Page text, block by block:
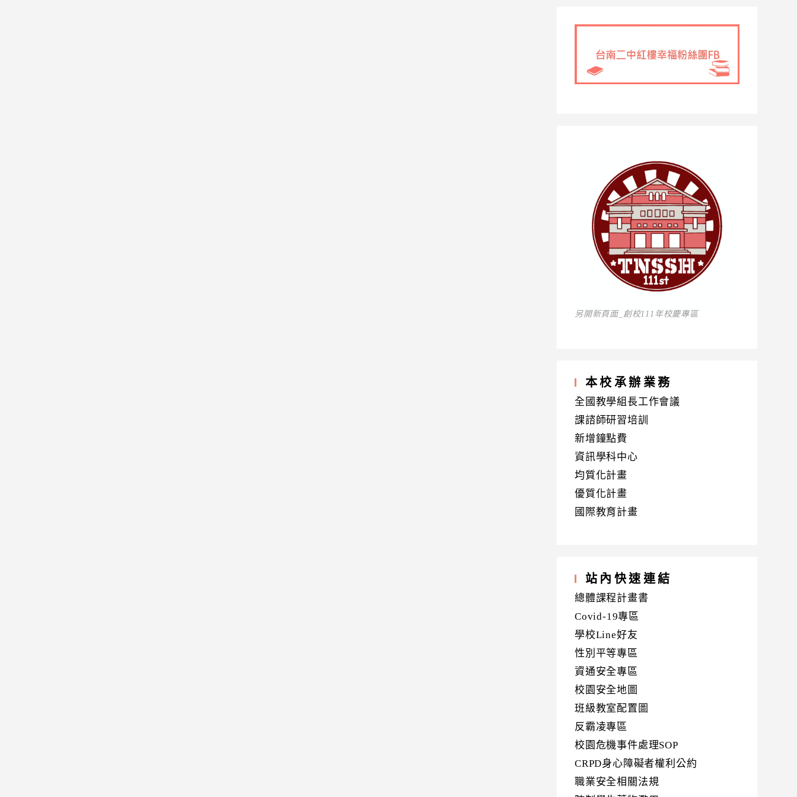
另開新頁面_創校111年校慶專區
本校承辦業務
全國教學組長工作會議
課諮師研習培訓
新增鐘點費
資訊學科中心
均質化計畫
優質化計畫
國際教育計畫
站內快速連結
總體課程計畫書
Covid-19專區
學校Line好友
性別平等專區
資通安全專區
校園安全地圖
班級教室配置圖
反霸凌專區
校園危機事件處理SOP
CRPD身心障礙者權利公約
職業安全相關法規